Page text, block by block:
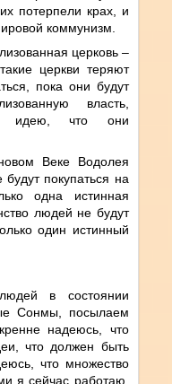
потерпели крах, и
коммунизм.
церковь –
церкви теряют
пока они будут
власть,
идею, что они
Веке Водолея
покупаться на
одна истинная
людей не будут
один истинный
в состоянии
Сонмы, посылаем
надеюсь, что
что должен быть
что множество
я сейчас работаю,